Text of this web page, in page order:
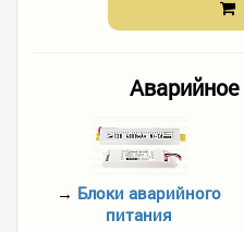
→ Блоки аварийного
питания